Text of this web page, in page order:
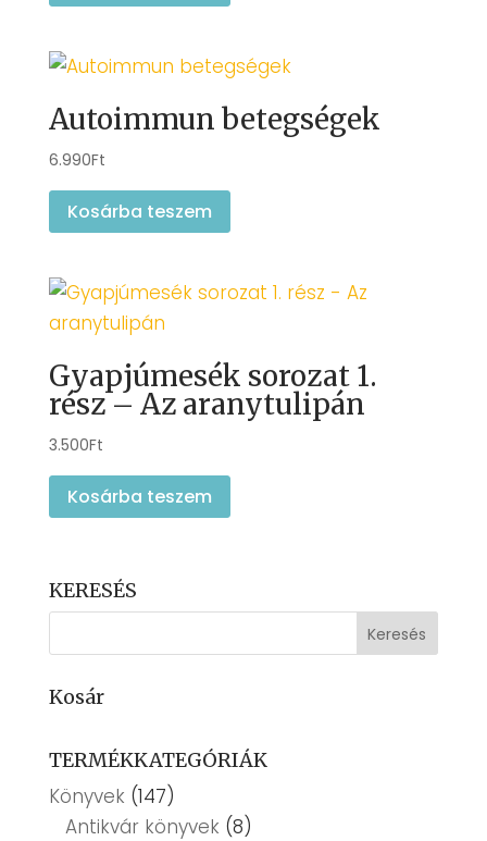
Autoimmun betegségek
6.990Ft
Kosárba teszem
Gyapjúmesék sorozat 1.
rész – Az aranytulipán
3.500Ft
Kosárba teszem
KERESÉS
Kosár
TERMÉKKATEGÓRIÁK
Könyvek (147)
Antikvár könyvek (8)